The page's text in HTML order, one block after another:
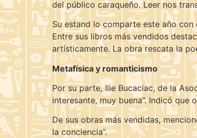
del público caraqueño. Leer nos
Su estand lo comparte este año con
Entre sus libros más vendidos
artísticamente. La obra rescata la
Metafísica y romanticismo
Por su parte, Ilie Bucaciac, de la
interesante, muy buena”. Indicó
De sus obras más vendidas,
la conciencia”.